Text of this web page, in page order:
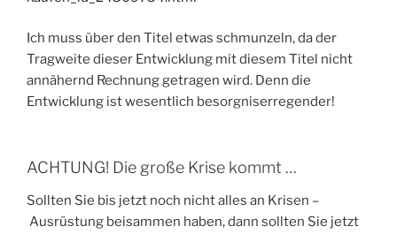
Ich muss über den Titel etwas schmunzeln, da der
Tragweite dieser Entwicklung mit diesem Titel nicht
annähernd Rechnung getragen wird. Denn die
Entwicklung ist wesentlich besorgniserregender!
ACHTUNG! Die große Krise kommt …
Sollten Sie bis jetzt noch nicht alles an Krisen –
Ausrüstung beisammen haben, dann sollten Sie jetzt